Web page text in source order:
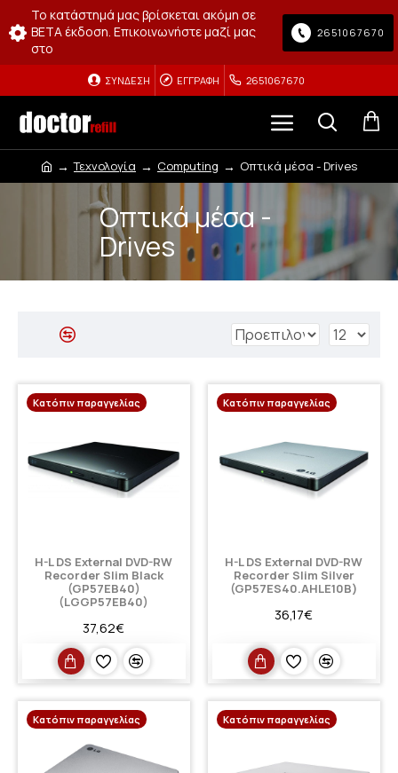
Το κατάστημά μας βρίσκεται ακόμη σε
BETA έκδοση. Επικοινωνήστε μαζί μας
στο
2651067670
ΣΎΝΔΕΣΗ ΕΓΓΡΑΦΉ 2651067670
Τεχνολογία Computing Οπτικά μέσα - Drives
Οπτικά μέσα -
Drives
Κατόπιν παραγγελίας
H-L DS External DVD-RW
Recorder Slim Black
(GP57EB40)
(LGGP57EB40)
37,62€
Κατόπιν παραγγελίας
H-L DS External DVD-RW
Recorder Slim Silver
(GP57ES40.AHLE10B)
36,17€
Κατόπιν παραγγελίας Κατόπιν παραγγελίας